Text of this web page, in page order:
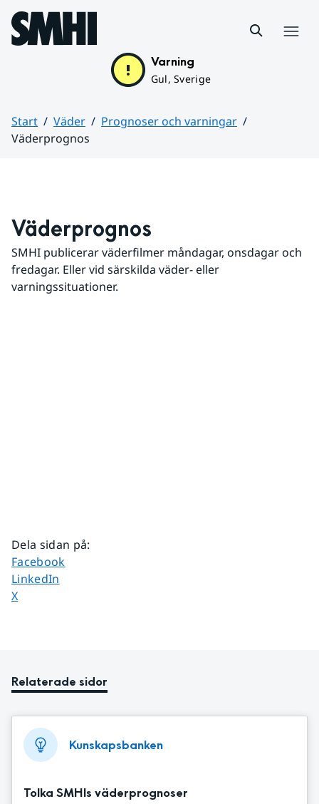
Hoppa till sidans innehåll
Varning
Gul, Sverige
Start Väder
Prognoser och varningar
Väderprognos
Väderprognos
SMHI publicerar väderfilmer måndagar, onsdagar och
fredagar. Eller vid särskilda väder- eller
varningssituationer.
Dela sidan på:
Dela sidan på
Facebook
Dela sidan på
LinkedIn
Dela sidan på
X
Relaterade sidor
Kunskapsbanken
Tolka SMHIs väderprognoser